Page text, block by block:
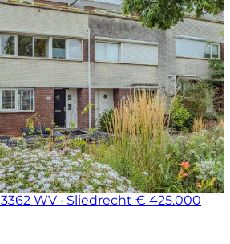
3362 WV · Sliedrecht € 425.000